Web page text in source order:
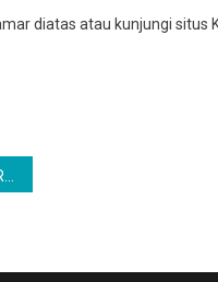
diatas atau kunjungi situs